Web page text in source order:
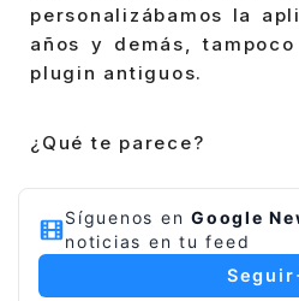
personalizábamos la
años y demás,
plugin antiguos.
¿Qué te parece?
Síguenos en Google
noticias en tu feed
Seguir